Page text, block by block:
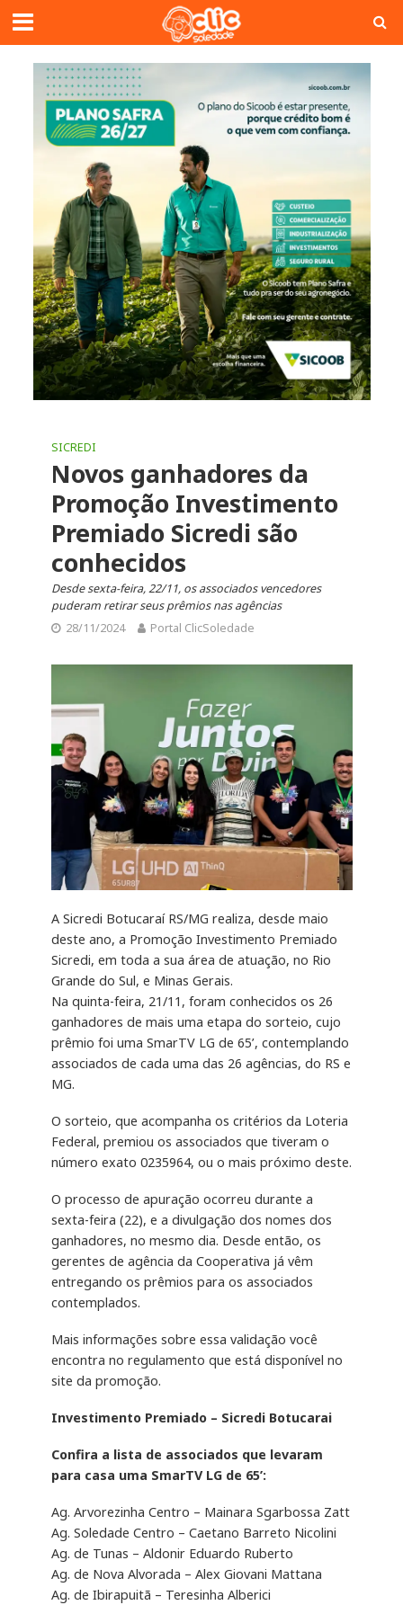
SICREDI
Novos ganhadores da
Promoção Investimento
Premiado Sicredi são
conhecidos
Desde sexta-feira, 22/11, os associados vencedores
puderam retirar seus prêmios nas agências
28/11/2024
Portal ClicSoledade
A Sicredi Botucaraí RS/MG realiza, desde maio
deste ano, a Promoção Investimento Premiado
Sicredi, em toda a sua área de atuação, no Rio
Grande do Sul, e Minas Gerais.
Na quinta-feira, 21/11, foram conhecidos os 26
ganhadores de mais uma etapa do sorteio, cujo
prêmio foi uma SmarTV LG de 65’, contemplando
associados de cada uma das 26 agências, do RS e
MG.
O sorteio, que acompanha os critérios da Loteria
Federal, premiou os associados que tiveram o
número exato 0235964, ou o mais próximo deste.
O processo de apuração ocorreu durante a
sexta-feira (22), e a divulgação dos nomes dos
ganhadores, no mesmo dia. Desde então, os
gerentes de agência da Cooperativa já vêm
entregando os prêmios para os associados
contemplados.
Mais informações sobre essa validação você
encontra no regulamento que está disponível no
site da promoção.
Investimento Premiado – Sicredi Botucarai
Confira a lista de associados que levaram
para casa uma SmarTV LG de 65’:
Ag. Arvorezinha Centro – Mainara Sgarbossa Zatt
Ag. Soledade Centro – Caetano Barreto Nicolini
Ag. de Tunas – Aldonir Eduardo Ruberto
Ag. de Nova Alvorada – Alex Giovani Mattana
Ag. de Ibirapuitã – Teresinha Alberici